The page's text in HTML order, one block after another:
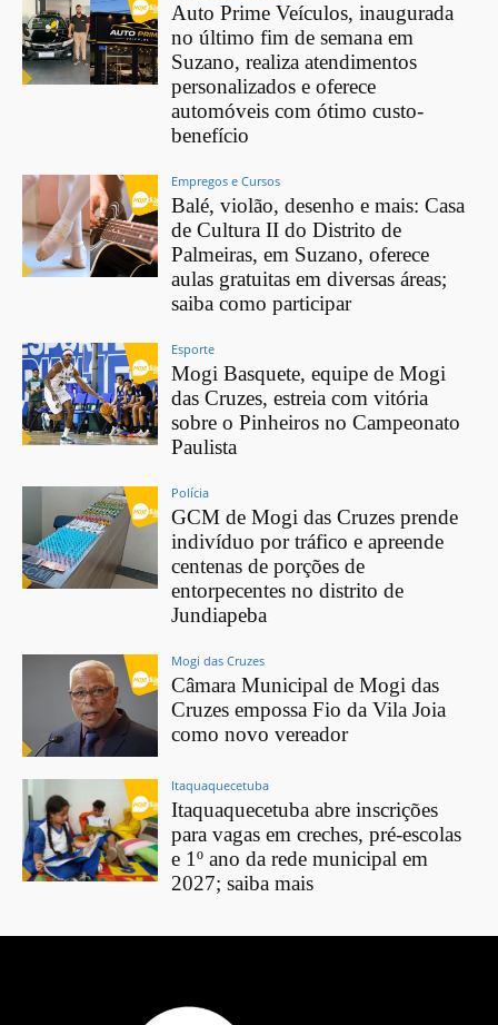
Auto Prime Veículos, inaugurada
no último fim de semana em
Suzano, realiza atendimentos
personalizados e oferece
automóveis com ótimo custo-
benefício
Empregos e Cursos
Balé, violão, desenho e mais: Casa
de Cultura II do Distrito de
Palmeiras, em Suzano, oferece
aulas gratuitas em diversas áreas;
saiba como participar
Esporte
Mogi Basquete, equipe de Mogi
das Cruzes, estreia com vitória
sobre o Pinheiros no Campeonato
Paulista
Polícia
GCM de Mogi das Cruzes prende
indivíduo por tráfico e apreende
centenas de porções de
entorpecentes no distrito de
Jundiapeba
Mogi das Cruzes
Câmara Municipal de Mogi das
Cruzes empossa Fio da Vila Joia
como novo vereador
Itaquaquecetuba
Itaquaquecetuba abre inscrições
para vagas em creches, pré-escolas
e 1º ano da rede municipal em
2027; saiba mais